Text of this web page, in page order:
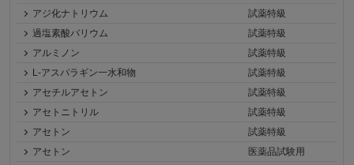
アジ化ナトリウム
試薬特級
過塩素酸バリウム
試薬特級
アルミノン
試薬特級
L-アスパラギン一水和物
試薬特級
アセチルアセトン
試薬特級
アセトニトリル
試薬特級
アセトン
試薬特級
アセトン
医薬品試験用